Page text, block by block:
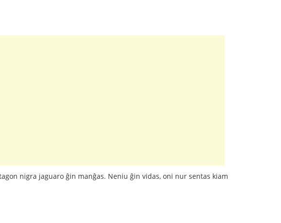
nigra jaguaro ĝin manĝas. Neniu ĝin vidas, oni nur sentas kiam